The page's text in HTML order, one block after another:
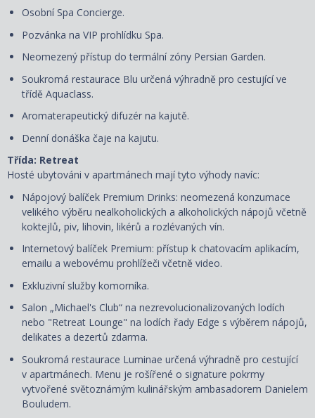
Osobní Spa Concierge.
Pozvánka na VIP prohlídku Spa.
Neomezený přístup do termální zóny Persian Garden.
Soukromá restaurace Blu určená výhradně pro cestující ve
třídě Aquaclass.
Aromaterapeutický difuzér na kajutě.
Denní donáška čaje na kajutu.
Třída: Retreat
Hosté ubytováni v apartmánech mají tyto výhody navíc:
Nápojový balíček Premium Drinks: neomezená konzumace
velikého výběru nealkoholických a alkoholických nápojů včetně
koktejlů, piv, lihovin, likérů a rozlévaných vín.
Internetový balíček Premium: přístup k chatovacím aplikacím,
emailu a webovému prohlížeči včetně video.
Exkluzivní služby komorníka.
Salon „Michael's Club“ na nezrevolucionalizovaných lodích
nebo "Retreat Lounge" na lodích řady Edge s výběrem nápojů,
delikates a dezertů zdarma.
Soukromá restaurace Luminae určená výhradně pro cestující
v apartmánech. Menu je rošířené o signature pokrmy
vytvořené světoznámým kulinářským ambasadorem Danielem
Bouludem.